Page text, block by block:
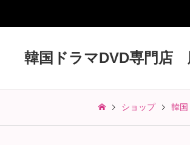
韓国ドラマDVD専門店
ショップ 韓国